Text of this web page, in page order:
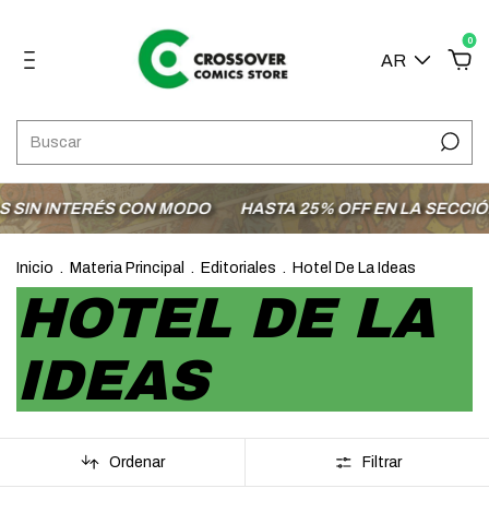
AR
0
CON MODO HASTA 25% OFF EN LA SECCIÓN OFERTAS
Inicio . Materia Principal . Editoriales . Hotel De La Ideas
HOTEL DE LA
IDEAS
Ordenar Filtrar